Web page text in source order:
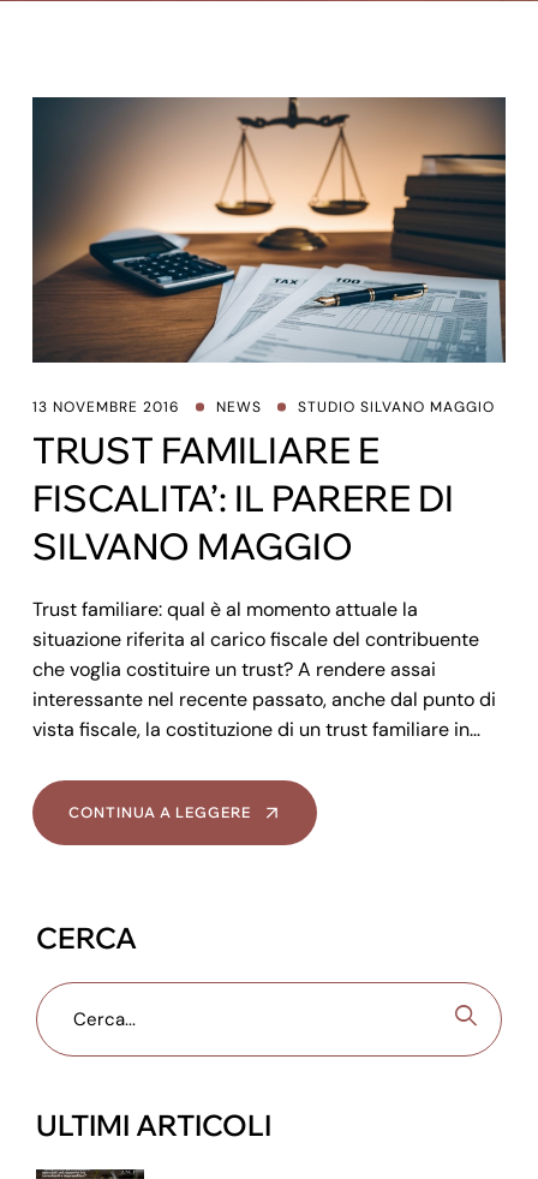
13 NOVEMBRE 2016 NEWS STUDIO SILVANO MAGGIO
TRUST FAMILIARE E
FISCALITA’: IL PARERE DI
SILVANO MAGGIO
Trust familiare: qual è al momento attuale la
situazione riferita al carico fiscale del contribuente
che voglia costituire un trust? A rendere assai
interessante nel recente passato, anche dal punto di
vista fiscale, la costituzione di un trust familiare in…
CONTINUA A LEGGERE
CERCA
ULTIMI ARTICOLI